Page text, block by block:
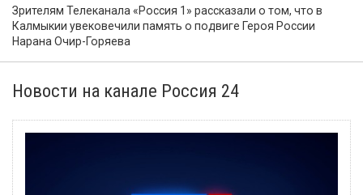
Зрителям Телеканала «Россия 1» рассказали о том, что в
Калмыкии увековечили память о подвиге Героя России
Нарана Очир-Горяева
Новости на канале Россия 24